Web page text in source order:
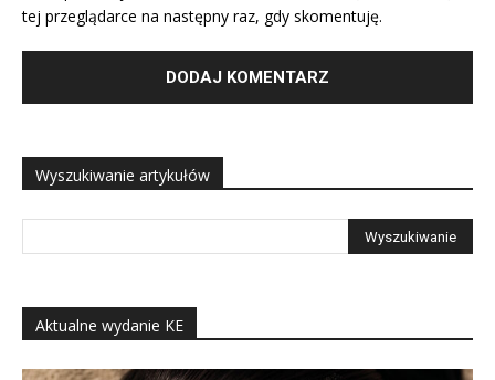
tej przeglądarce na następny raz, gdy skomentuję.
Wyszukiwanie artykułów
Aktualne wydanie KE